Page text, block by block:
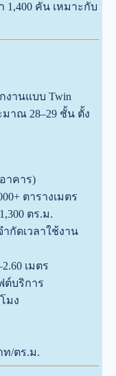
คัน เหมาะกับ
งานแบบ Twin
มาณ 28–29 ชั้น ตั้ง
าคาร)
ตารางเมตร
ตร.ม.
ำกัดเวลาใช้งาน
เมตร
ต์บริการ
มง
ท/ตร.ม.